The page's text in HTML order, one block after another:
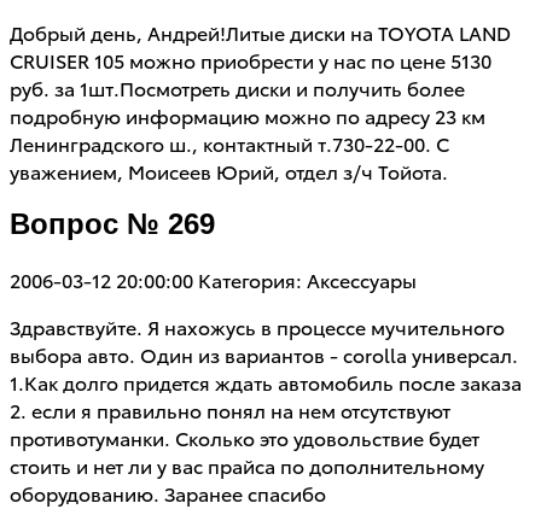
Добрый день, Андрей!Литые диски на TOYOTA LAND
CRUISER 105 можно приобрести у нас по цене 5130
руб. за 1шт.Посмотреть диски и получить более
подробную информацию можно по адресу 23 км
Ленинградского ш., контактный т.730-22-00. С
уважением, Моисеев Юрий, отдел з/ч Тойота.
Вопрос № 269
2006-03-12 20:00:00 Категория: Аксессуары
Здравствуйте. Я нахожусь в процессе мучительного
выбора авто. Один из вариантов - corolla универсал.
1.Как долго придется ждать автомобиль после заказа
2. если я правильно понял на нем отсутствуют
противотуманки. Сколько это удовольствие будет
стоить и нет ли у вас прайса по дополнительному
оборудованию. Заранее спасибо